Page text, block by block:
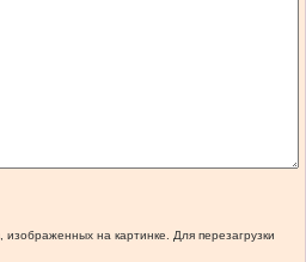
изображенных на картинке. Для перезагрузки